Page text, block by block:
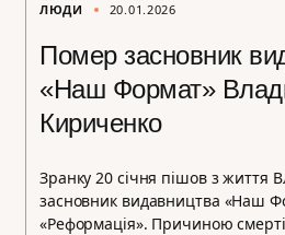
ЛЮДИ 20.01.2026
Помер засновник
«Наш Формат»
Кириченко
Зранку 20 січня пішов з життя
засновник видавництва «Наш
«Реформація». Причиною